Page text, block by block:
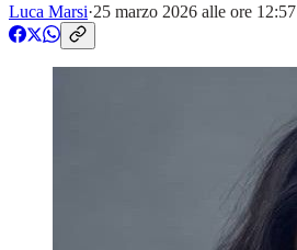
Luca Marsi·25 marzo 2026 alle ore 12:57